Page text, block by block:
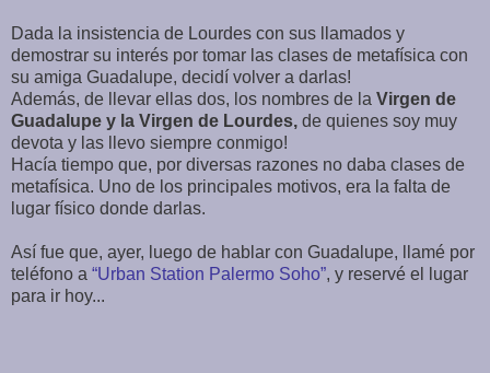
Dada la insistencia de Lourdes con sus llamados y
demostrar su interés por tomar las clases de metafísica con
su amiga Guadalupe, decidí volver a darlas!
Además, de llevar ellas dos, los nombres de la Virgen de
Guadalupe y la Virgen de Lourdes, de quienes soy muy
devota y las llevo siempre conmigo!
Hacía tiempo que, por diversas razones no daba clases de
metafísica. Uno de los principales motivos, era la falta de
lugar físico donde darlas.
Así fue que, ayer, luego de hablar con Guadalupe, llamé por
teléfono a “Urban Station Palermo Soho”, y reservé el lugar
para ir hoy...